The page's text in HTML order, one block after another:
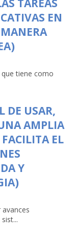
TAREAS
EN
que tiene como
DE USAR,
AMPLIA
EL
Y
avances